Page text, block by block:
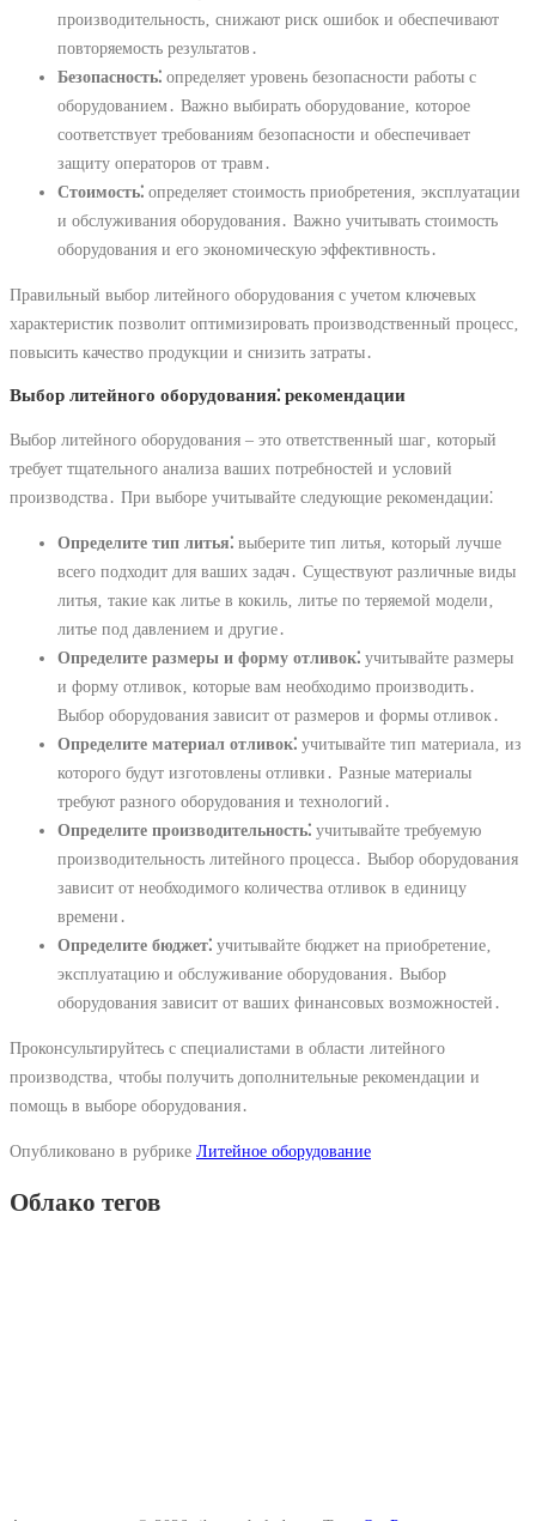
производительность‚ снижают риск ошибок и обеспечивают
повторяемость результатов․
Безопасность⁚ определяет уровень безопасности работы с
оборудованием․ Важно выбирать оборудование‚ которое
соответствует требованиям безопасности и обеспечивает
защиту операторов от травм․
Стоимость⁚ определяет стоимость приобретения‚ эксплуатации
и обслуживания оборудования․ Важно учитывать стоимость
оборудования и его экономическую эффективность․
Правильный выбор литейного оборудования с учетом ключевых
характеристик позволит оптимизировать производственный процесс‚
повысить качество продукции и снизить затраты․
Выбор литейного оборудования⁚ рекомендации
Выбор литейного оборудования – это ответственный шаг‚ который
требует тщательного анализа ваших потребностей и условий
производства․ При выборе учитывайте следующие рекомендации⁚
Определите тип литья⁚ выберите тип литья‚ который лучше
всего подходит для ваших задач․ Существуют различные виды
литья‚ такие как литье в кокиль‚ литье по теряемой модели‚
литье под давлением и другие․
Определите размеры и форму отливок⁚ учитывайте размеры
и форму отливок‚ которые вам необходимо производить․
Выбор оборудования зависит от размеров и формы отливок․
Определите материал отливок⁚ учитывайте тип материала‚ из
которого будут изготовлены отливки․ Разные материалы
требуют разного оборудования и технологий․
Определите производительность⁚ учитывайте требуемую
производительность литейного процесса․ Выбор оборудования
зависит от необходимого количества отливок в единицу
времени․
Определите бюджет⁚ учитывайте бюджет на приобретение‚
эксплуатацию и обслуживание оборудования․ Выбор
оборудования зависит от ваших финансовых возможностей․
Проконсультируйтесь с специалистами в области литейного
производства‚ чтобы получить дополнительные рекомендации и
помощь в выборе оборудования․
Опубликовано в рубрике Литейное оборудование
Облако тегов